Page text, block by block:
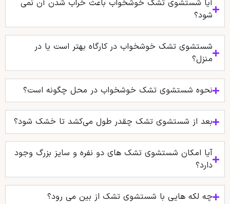
آیا شستشوی تشک خوشخواب باعث خراب شدن آن نمی
شود؟
شستشوی تشک خوشخواب در کارگاه بهتر است یا در
منزل؟
نحوه شستشوی تشک خوشخواب در محل چگونه است؟
بعد از شستشوی تشک چقدر طول می‌کشد تا خشک شود؟
آیا امکان شستشوی تشک‌ های دو نفره و سایز بزرگ وجود
دارد؟
چه لکه هایی با شستشوی تشک از بین می رود؟